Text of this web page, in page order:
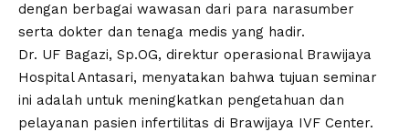
dengan berbagai wawasan dari para narasumber
serta dokter dan tenaga medis yang hadir.
Dr. UF Bagazi, Sp.OG, direktur operasional Brawijaya
Hospital Antasari, menyatakan bahwa tujuan seminar
ini adalah untuk meningkatkan pengetahuan dan
pelayanan pasien infertilitas di Brawijaya IVF Center.